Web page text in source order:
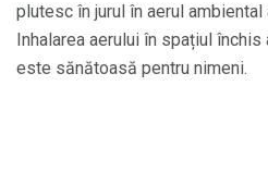
plutesc în jurul în aerul ambiental
Inhalarea aerului în spațiul
este sănătoasă pentru nimeni.